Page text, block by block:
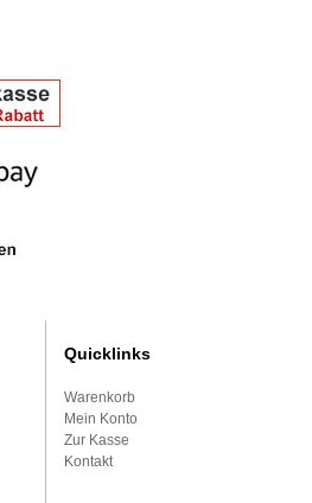
Quicklinks
Warenkorb
Mein Konto
Zur Kasse
Kontakt